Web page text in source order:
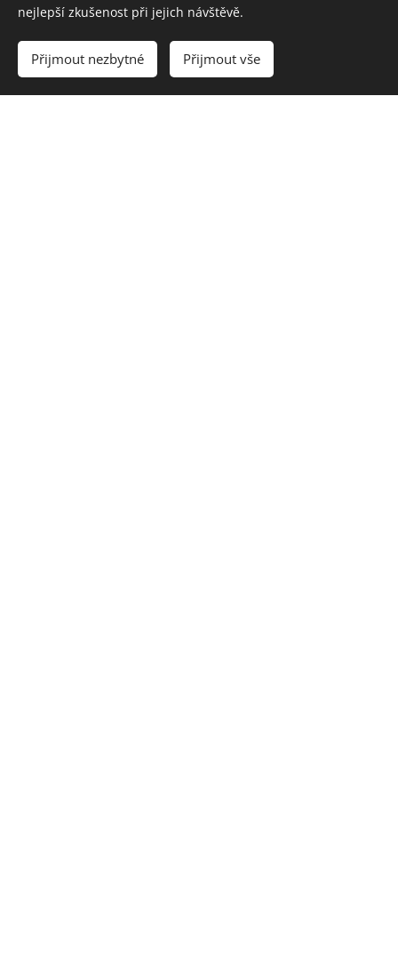
nejlepší zkušenost při jejich návštěvě.
Přijmout nezbytné Přijmout vše